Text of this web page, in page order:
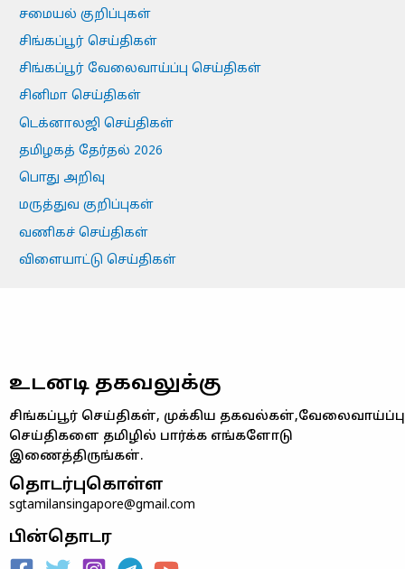
சமையல் குறிப்புகள்
சிங்கப்பூர் செய்திகள்
சிங்கப்பூர் வேலைவாய்ப்பு செய்திகள்
சினிமா செய்திகள்
டெக்னாலஜி செய்திகள்
தமிழகத் தேர்தல் 2026
பொது அறிவு
மருத்துவ குறிப்புகள்
வணிகச் செய்திகள்
விளையாட்டு செய்திகள்
உடனடி தகவலுக்கு
சிங்கப்பூர் செய்திகள், முக்கிய தகவல்கள்,வேலைவாய்ப்பு
செய்திகளை தமிழில் பார்க்க எங்களோடு
இணைத்திருங்கள்.
தொடர்புகொள்ள
sgtamilansingapore@gmail.com
பின்தொடர